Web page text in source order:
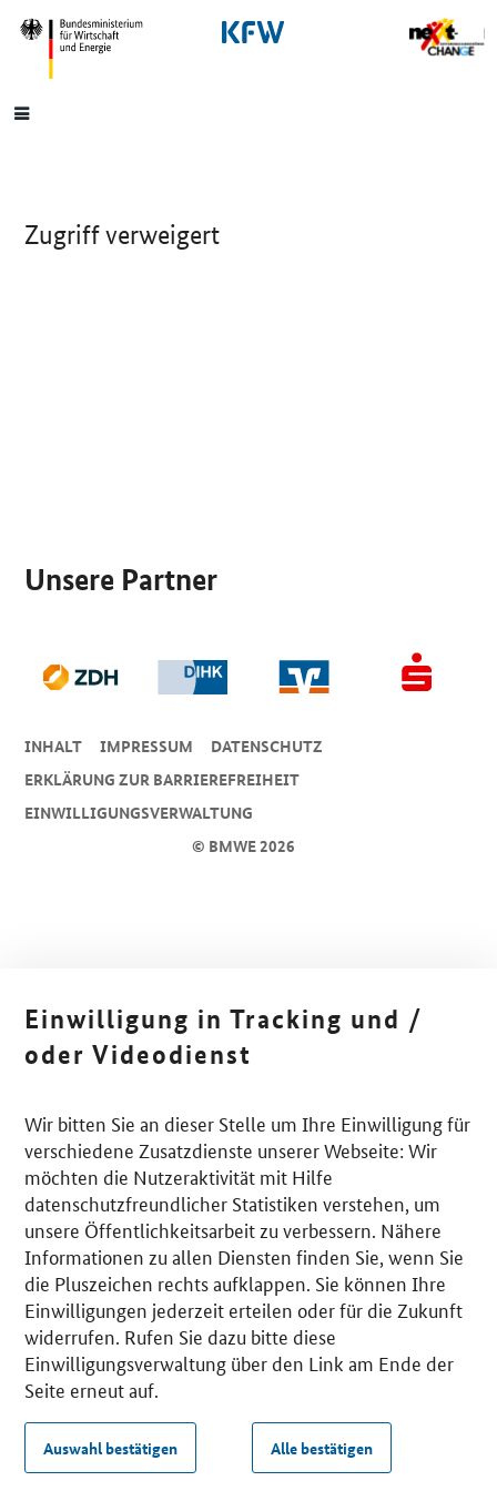
SrOnlyNavigation
Hauptmenü
Zugriff verweigert
Unsere Partner
© BMWE 2026
INHALT IMPRESSUM
DA­TEN­SCHUTZ
ERKLÄRUNG ZUR BARRIEREFREIHEIT
EINWILLIGUNGSVERWALTUNG
Einwilligung in Tracking und /
oder Videodienst
Wir bitten Sie an dieser Stelle um Ihre Einwilligung für
verschiedene Zusatzdienste unserer Webseite: Wir
möchten die Nutzeraktivität mit Hilfe
datenschutzfreundlicher Statistiken verstehen, um
unsere Öffentlichkeitsarbeit zu verbessern. Nähere
Informationen zu allen Diensten finden Sie, wenn Sie
die Pluszeichen rechts aufklappen. Sie können Ihre
Einwilligungen jederzeit erteilen oder für die Zukunft
widerrufen. Rufen Sie dazu bitte diese
Einwilligungsverwaltung über den Link am Ende der
Seite erneut auf.
Auswahl bestätigen Alle bestätigen